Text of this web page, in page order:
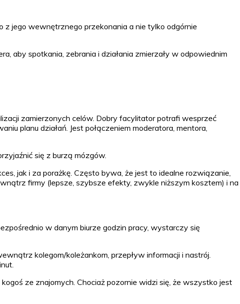
z jego wewnętrznego przekonania a nie tylko odgórnie
aby spotkania, zebrania i działania zmierzały w odpowiednim
zamierzonych celów. Dobry facylitator potrafi wesprzeć
planu działań. Jest połączeniem moderatora, mentora,
się z burzą mózgów.
jak i za porażkę. Często bywa, że jest to idealne rozwiązanie,
firmy (lepsze, szybsze efekty, zwykle niższym kosztem) i na
w danym biurze godzin pracy, wystarczy się
kolegom/koleżankom, przepływ informacji i nastrój.
ze znajomych. Chociaż pozornie widzi się, że wszystko jest